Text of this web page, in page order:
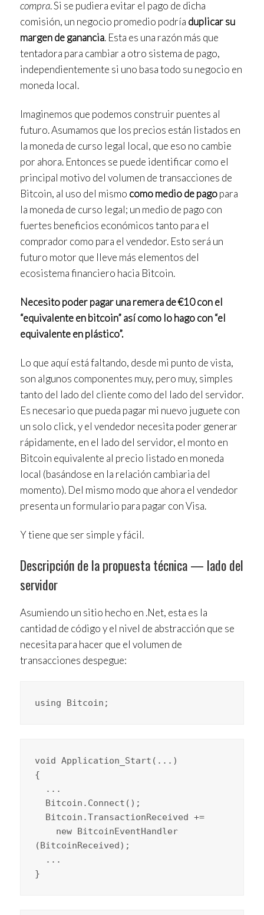
compra. Si se pudiera evitar el pago de dicha
comisión, un negocio promedio podría duplicar su
margen de ganancia. Esta es una razón más que
tentadora para cambiar a otro sistema de pago,
independientemente si uno basa todo su negocio en
moneda local.
Imaginemos que podemos construir puentes al
futuro. Asumamos que los precios están listados en
la moneda de curso legal local, que eso no cambie
por ahora. Entonces se puede identificar como el
principal motivo del volumen de transacciones de
Bitcoin, al uso del mismo como medio de pagopara
la moneda de curso legal; un medio de pago con
fuertes beneficios económicos tanto para el
comprador como para el vendedor. Esto será un
futuro motor que lleve más elementos del
ecosistema financiero hacia Bitcoin.
Necesito poder pagar una remera de €10 con el
“equivalente en bitcoin” así como lo hago con “el
equivalente en plástico”.
Lo que aquí está faltando, desde mi punto de vista,
son algunos componentes muy, pero muy, simples
tanto del lado del cliente como del lado del servidor.
Es necesario que pueda pagar mi nuevo juguete con
un solo click, y el vendedor necesita poder generar
rápidamente, en el lado del servidor, el monto en
Bitcoin equivalente al precio listado en moneda
local (basándose en la relación cambiaria del
momento). Del mismo modo que ahora el vendedor
presenta un formulario para pagar con Visa.
Y tiene que ser simple y fácil.
Descripción de la propuesta técnica — lado del
servidor
Asumiendo un sitio hecho en .Net, esta es la
cantidad de código y el nivel de abstracción que se
necesita para hacer que el volumen de
transacciones despegue:
using Bitcoin;
void Application_Start(...)
{
(BitcoinReceived);
}